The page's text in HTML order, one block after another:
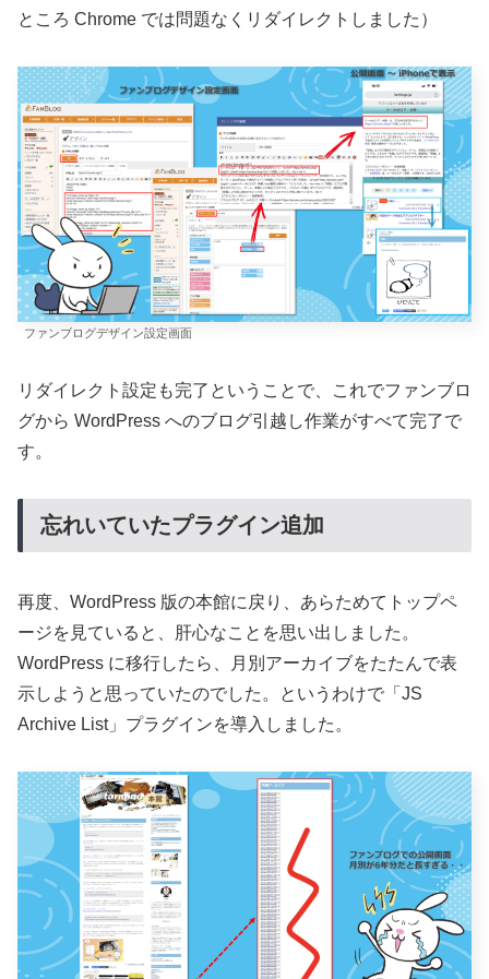
ところ Chrome では問題なくリダイレクトしました）
ファンブログデザイン設定画面
リダイレクト設定も完了ということで、これでファンブロ
グから WordPress へのブログ引越し作業がすべて完了で
す。
忘れいていたプラグイン追加
再度、WordPress 版の本館に戻り、あらためてトップペ
ージを見ていると、肝心なことを思い出しました。
WordPress に移行したら、月別アーカイブをたたんで表
示しようと思っていたのでした。というわけで「JS
Archive List」プラグインを導入しました。